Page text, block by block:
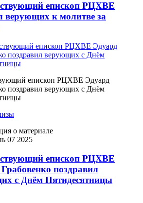
епископ РЦХВЕ
верующих к молитве за
епископ РЦХВЕ Эдуард
поздравил верующих с Днём
о материале
07 2025
епископ РЦХВЕ
поздравил
с Днём Пятидесятницы